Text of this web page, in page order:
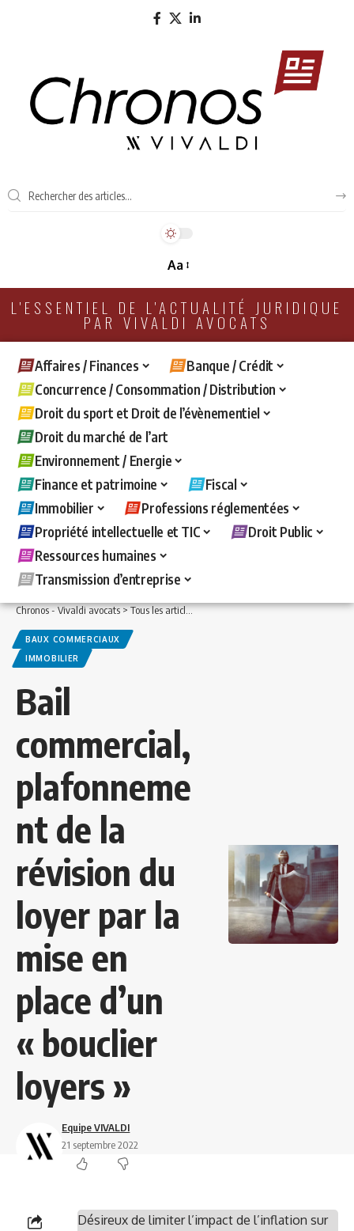
Aa
L'ESSENTIEL DE L'ACTUALITÉ JURIDIQUE
PAR VIVALDI AVOCATS
Affaires / Finances
Banque / Crédit
Concurrence / Consommation / Distribution
Droit du sport et Droit de l’évènementiel
Droit du marché de l’art
Environnement / Energie
Finance et patrimoine
Fiscal
Immobilier
Professions réglementées
Propriété intellectuelle et TIC
Droit Public
Ressources humaines
Transmission d’entreprise
Chronos - Vivaldi avocats>Tous les articles >Immobilier>Baux commerciaux>
BAUX COMMERCIAUX
IMMOBILIER
Bail
commercial,
plafonneme
nt de la
révision du
loyer par la
mise en
place d’un
« bouclier
loyers »
Equipe VIVALDI
21 septembre 2022
Désireux de limiter l’impact de l’inflation sur